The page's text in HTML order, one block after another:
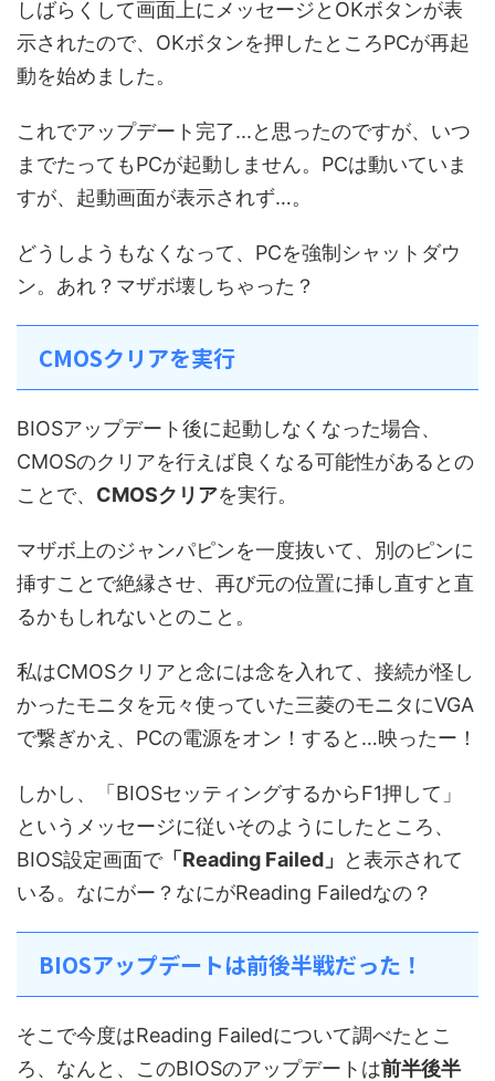
しばらくして画面上にメッセージとOKボタンが表
示されたので、OKボタンを押したところPCが再起
動を始めました。
これでアップデート完了...と思ったのですが、いつ
までたってもPCが起動しません。PCは動いていま
すが、起動画面が表示されず…。
どうしようもなくなって、PCを強制シャットダウ
ン。あれ？マザボ壊しちゃった？
CMOSクリアを実行
BIOSアップデート後に起動しなくなった場合、
CMOSのクリアを行えば良くなる可能性があるとの
ことで、 CMOSクリアを実行。
マザボ上のジャンパピンを一度抜いて、別のピンに
挿すことで絶縁させ、再び元の位置に挿し直すと直
るかもしれないとのこと。
私はCMOSクリアと念には念を入れて、接続が怪し
かったモニタを元々使っていた三菱のモニタにVGA
で繋ぎかえ、PCの電源をオン！すると…映ったー！
しかし、「BIOSセッティングするからF1押して」
というメッセージに従いそのようにしたところ、
BIOS設定画面で「Reading Failed」
と表示されて
いる。なにがー？なにがReading Failedなの？
BIOSアップデートは前後半戦だった！
そこで今度はReading Failedについて調べたとこ
ろ、なんと、このBIOSのアップデートは前半後半